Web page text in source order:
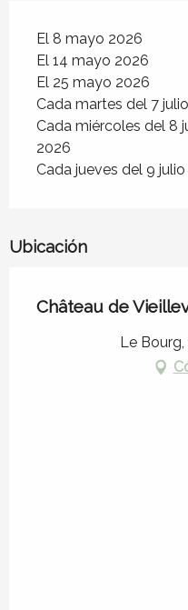
El 8 mayo 2026
El 14 mayo 2026
El 25 mayo 2026
Cada martes del 7
Cada miércoles del 8
2026
Cada jueves del 9
Ubicación
Château de
Le Bourg,